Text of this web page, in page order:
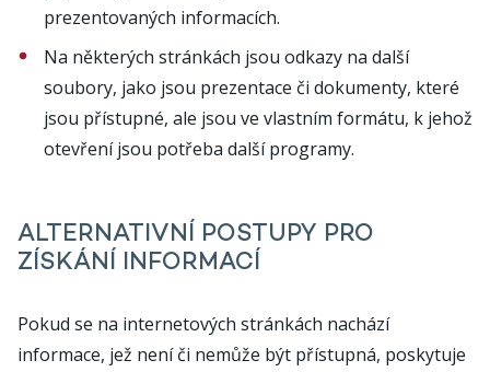
prezentovaných informacích.
Na některých stránkách jsou odkazy na další
soubory, jako jsou prezentace či dokumenty, které
jsou přístupné, ale jsou ve vlastním formátu, k jehož
otevření jsou potřeba další programy.
ALTERNATIVNÍ POSTUPY PRO
ZÍSKÁNÍ INFORMACÍ
Pokud se na internetových stránkách nachází
informace, jež není či nemůže být přístupná, poskytuje